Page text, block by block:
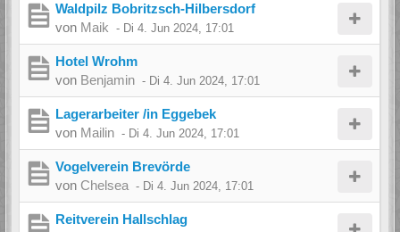
Waldpilz Bobritzsch-Hilbersdorf
von Maik - Di 4. Jun 2024, 17:01
Hotel Wrohm
von Benjamin - Di 4. Jun 2024, 17:01
Lagerarbeiter /in Eggebek
von Mailin - Di 4. Jun 2024, 17:01
Vogelverein Brevörde
von Chelsea - Di 4. Jun 2024, 17:01
Reitverein Hallschlag